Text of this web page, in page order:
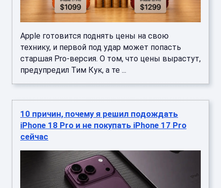
Apple готовится поднять цены на свою
технику, и первой под удар может попасть
старшая Pro-версия. О том, что цены вырастут,
предупредил Тим Кук, а те ...
10 причин, почему я решил подождать
iPhone 18 Pro и не покупать iPhone 17 Pro
сейчас